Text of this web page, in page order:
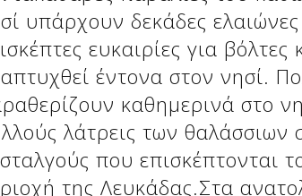
υπάρχουν δεκάδες
ευκαιρίες για
έντονα στον νησί.
καθημερινά στο
λάτρεις των θαλάσσιων
που επισκέπτονται
της Λευκάδας.Στα